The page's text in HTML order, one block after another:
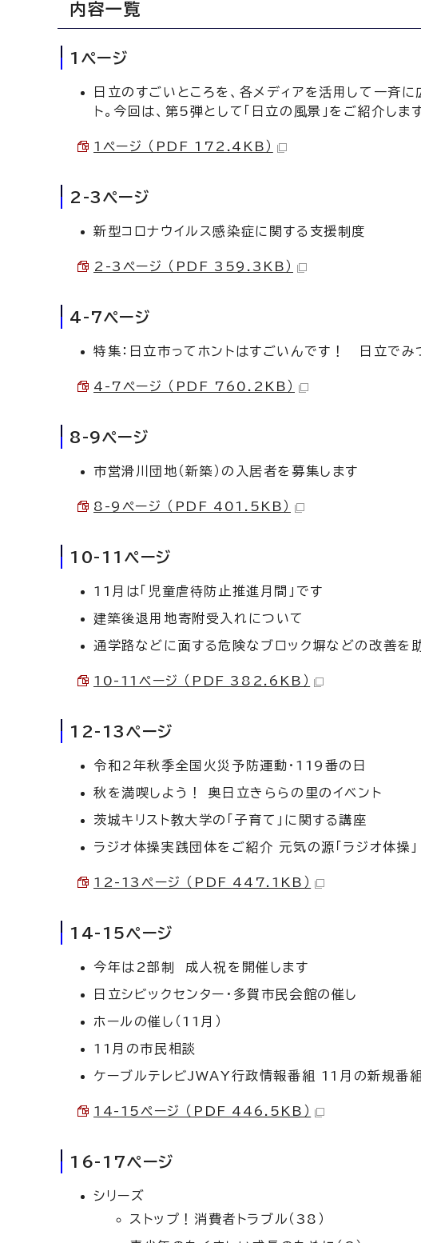
内容一覧
1ページ
日立のすごいところを、各メディアを活用して一斉に
ト。今回は、第5弾として「日立の風景」をご紹介します
1ページ （PDF 172.4KB）
2-3ページ
新型コロナウイルス感染症に関する支援制度
2-3ページ （PDF 359.3KB）
4-7ページ
特集：日立市ってホントはすごいんです！ 日立でみ
4-7ページ （PDF 760.2KB）
8-9ページ
市営滑川団地（新築）の入居者を募集します
8-9ページ （PDF 401.5KB）
10-11ページ
11月は「児童虐待防止推進月間」です
建築後退用地寄附受入れについて
通学路などに面する危険なブロック塀などの改善を
10-11ページ （PDF 382.6KB）
12-13ページ
令和2年秋季全国火災予防運動・119番の日
秋を満喫しよう！ 奥日立きららの里のイベント
茨城キリスト教大学の「子育て」に関する講座
ラジオ体操実践団体をご紹介 元気の源「ラジオ体操」
12-13ページ （PDF 447.1KB）
14-15ページ
今年は2部制 成人祝を開催します
日立シビックセンター・多賀市民会館の催し
ホールの催し（11月）
11月の市民相談
ケーブルテレビJWAY行政情報番組 11月の新規番
14-15ページ （PDF 446.5KB）
16-17ページ
シリーズ
ストップ！消費者トラブル（38）